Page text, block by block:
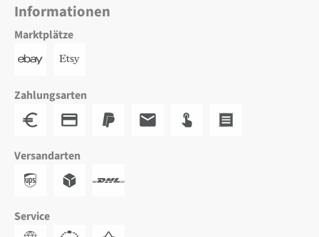
Informationen
Marktplätze
Zahlungsarten
Versandarten
Service